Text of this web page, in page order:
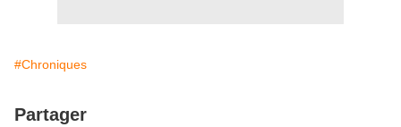
#Chroniques
Partager